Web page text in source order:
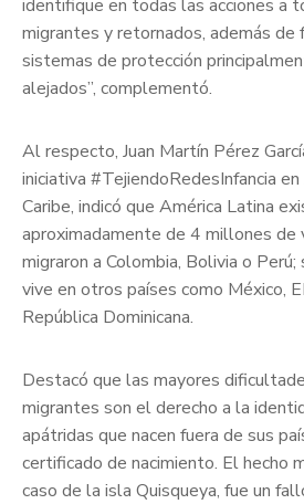
identifique en todas las acciones a
migrantes y retornados, además
sistemas de protección
alejados”, complementó.
Al respecto, Juan Martín Pérez
iniciativa #TejiendoRedesInfancia
Caribe, indicó que América Latina
aproximadamente de 4 millones de
migraron a Colombia, Bolivia o
vive en otros países como México,
República Dominicana.
Destacó que las mayores
migrantes son el derecho a la
apátridas que nacen fuera de sus
certificado de nacimiento. El hecho
caso de la isla Quisqueya, fue un